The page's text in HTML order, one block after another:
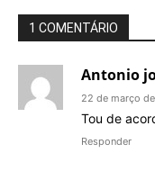
1 COMENTÁRIO
Antonio
22 de março
Tou de
Responder